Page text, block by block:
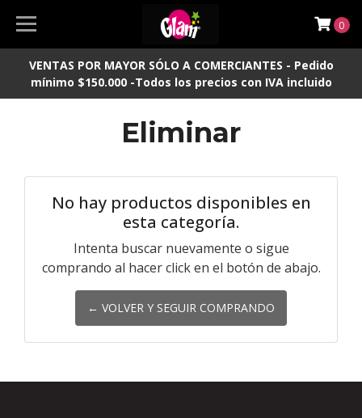
VENTAS POR MAYOR SÓLO A COMERCIANTES - Pedido
mínimo $150.000 -Todos los precios con IVA incluido
0
Eliminar
No hay productos disponibles en
esta categoría.
Intenta buscar nuevamente o sigue
comprando al hacer click en el botón de abajo.
← VOLVER Y SEGUIR COMPRANDO